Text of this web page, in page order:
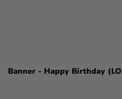
Banner - Happy Birthday